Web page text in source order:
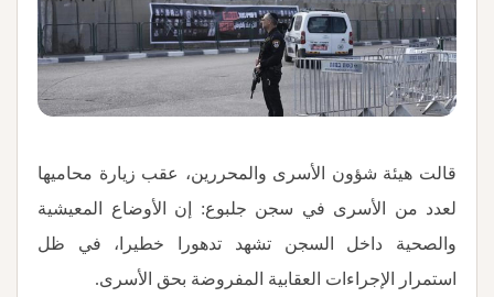
قالت هيئة شؤون الأسرى والمحررين، عقب زيارة محاميها
لعدد من الأسرى في سجن جلبوع: إن الأوضاع المعيشية
والصحية داخل السجن تشهد تدهورا خطيرا، في ظل
استمرار الإجراءات العقابية المفروضة بحق الأسرى.